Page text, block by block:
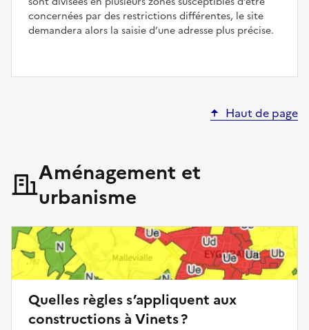
concernées par des restrictions différentes, le site
demandera alors la saisie d’une adresse plus précise.
Haut de page
Aménagement et
urbanisme
Quelles règles s’appliquent aux
constructions à Vinets ?